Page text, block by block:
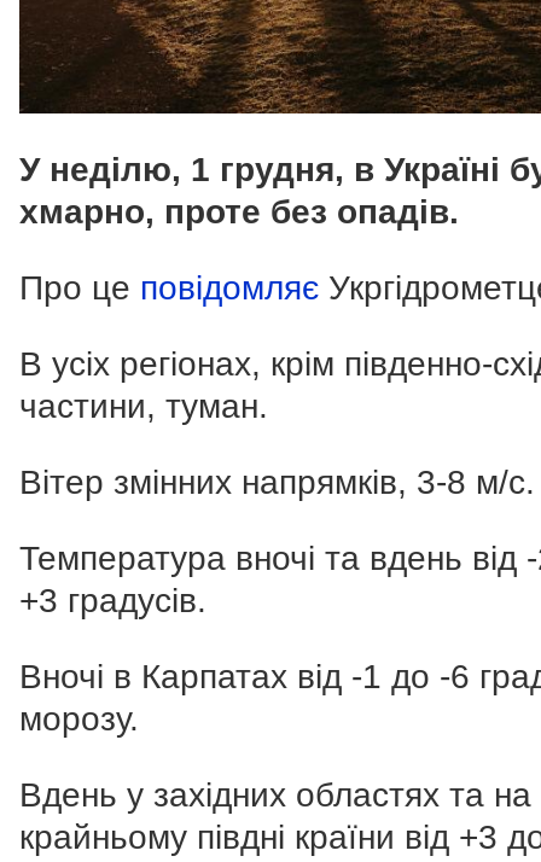
У неділю, 1 грудня, в Україні
хмарно, проте без опадів.
Про це повідомляє
В усіх регіонах, крім південно-
частини, туман.
Вітер змінних напрямків, 3-8 м/с.
Температура вночі та вдень від
+3 градусів.
Вночі в Карпатах від -1 до -6
морозу.
Вдень у західних областях та на
крайньому півдні країни від +3